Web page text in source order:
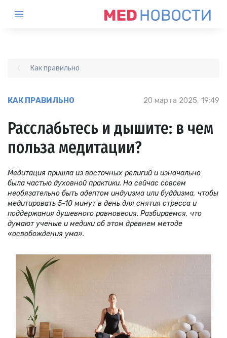
Как правильно
КАК ПРАВИЛЬНО 20 марта 2025, 19:49
Расслабьтесь и дышите: в чем
польза медитации?
Медитация пришла из восточных религий и изначально
была частью духовной практики. Но сейчас совсем
необязательно быть адептом индуизма или буддизма, чтобы
медитировать 5-10 минут в день для снятия стресса и
поддержания душевного равновесия. Разбираемся, что
думают ученые и медики об этом древнем методе
«освобождения ума».